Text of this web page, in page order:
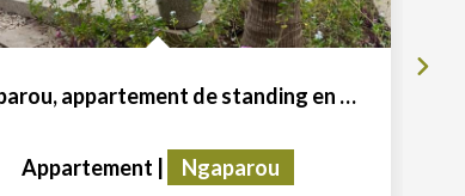
Ngaparou, appartement de standing en quartier résidentiel à...
Appartement Ngaparou